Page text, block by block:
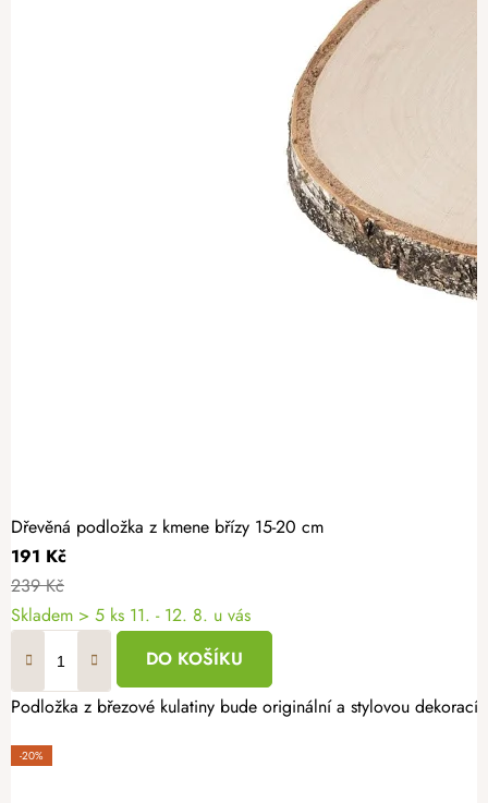
Dřevěná podložka z kmene břízy 15-20 cm
191 Kč
239 Kč
Skladem > 5 ks 11. - 12. 8. u vás
DO KOŠÍKU
Podložka z březové kulatiny bude originální a stylovou
-20%